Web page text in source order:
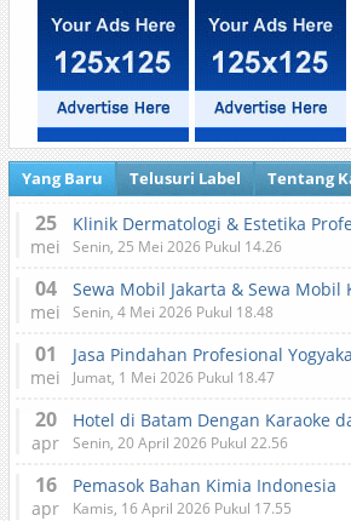
Yang Baru Telusuri Label Tentang
25
mei Senin, 25 Mei 2026 Pukul 14.26
04
mei Senin, 4 Mei 2026 Pukul 18.48
01
mei
Jasa Pindahan Profesional
Jumat, 1 Mei 2026 Pukul 18.47
20
apr
Hotel di Batam Dengan Karaoke
Senin, 20 April 2026 Pukul 22.56
16
apr
Pemasok Bahan Kimia Indonesia
Kamis, 16 April 2026 Pukul 17.55